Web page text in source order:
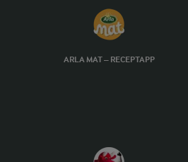
ARLA MAT – RECEPTAPP